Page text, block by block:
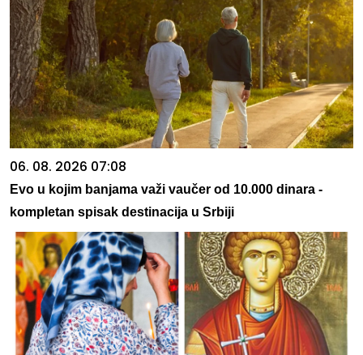
06. 08. 2026 07:08
Evo u kojim banjama važi vaučer od 10.000 dinara -
kompletan spisak destinacija u Srbiji